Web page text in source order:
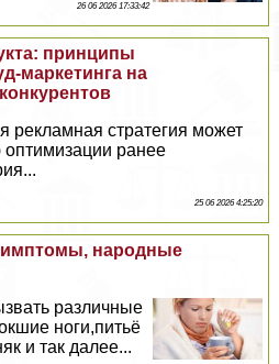
26 06 2026 17:33:42
принципы
маркетинга на
рекламная стратегия может
оптимизации ранее
25 06 2026 4:25:20
народные
различные
ноги,питьё
и так далее...